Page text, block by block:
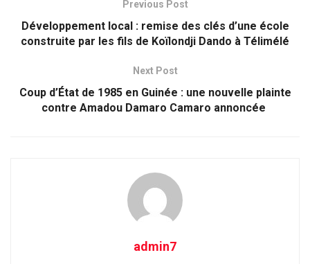
Previous Post
Développement local : remise des clés d’une école
construite par les fils de Koïlondji Dando à Télimélé
Next Post
Coup d’État de 1985 en Guinée : une nouvelle plainte
contre Amadou Damaro Camaro annoncée
admin7